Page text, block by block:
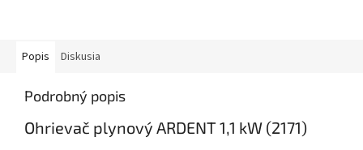
Popis Diskusia
Podrobný popis
Ohrievač plynový ARDENT 1,1 kW (2171)